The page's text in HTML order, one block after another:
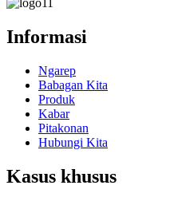
Informasi
Ngarep
Babagan Kita
Produk
Kabar
Pitakonan
Hubungi Kita
Kasus khusus